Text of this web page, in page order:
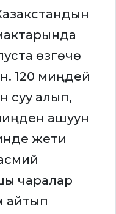
өзгөчө
120 миңдей
суу алып,
ашуун
жети
чаралар
айтып